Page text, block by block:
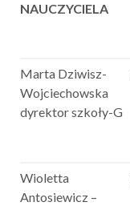
NAUCZYCIELA
Marta Dziwisz-
Wojciechowska
dyrektor szkoły-G
Wioletta
Antosiewicz –